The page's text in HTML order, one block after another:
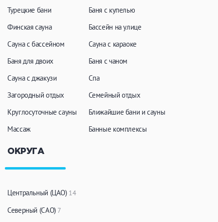
Развлечения
Бильярд
Караоке
Кальян
Настольные игры
Мангал/ барбекю
Со своей едой
Удобства
На берегу водоема
Детская комната
Турецкие бани
Финская сауна
Сауна с бассейном
Баня для двоих
Сауна с джакузи
Загородный отдых
Круглосуточные сауны
Массаж
Баня с купелью
Бассейн на улице
Сауна с караоке
Баня с чаном
Спа
Семейный отдых
Ближайшие бани и сауны
Банные комплексы
ОКРУГА
Центральный (ЦАО) 14
Северный (САО) 7